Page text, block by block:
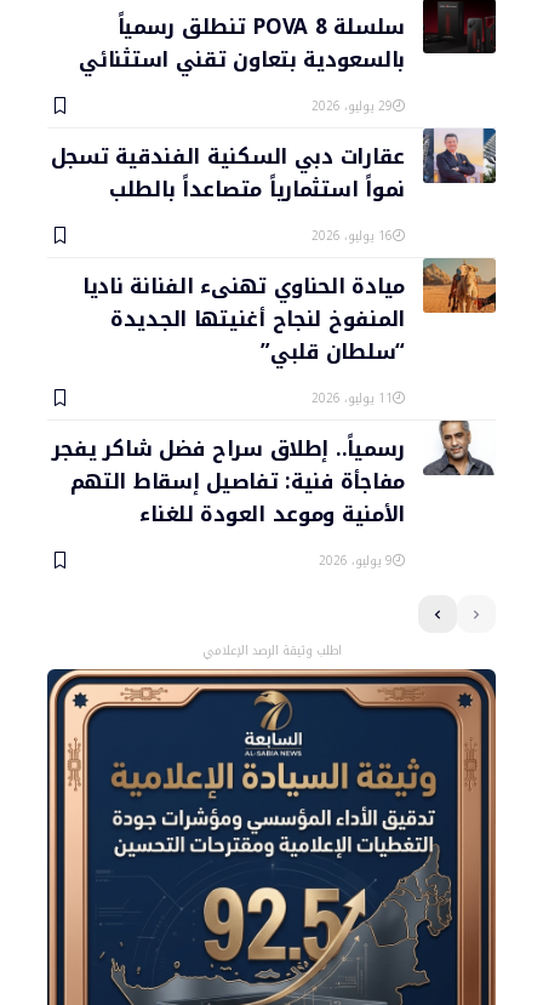
سلسلة POVA 8 تنطلق رسمياً
بالسعودية بتعاون تقني استثنائي
29 يوليو، 2026
عقارات دبي السكنية الفندقية تسجل
نمواً استثمارياً متصاعداً بالطلب
16 يوليو، 2026
ميادة الحناوي تهنىء الفنانة ناديا
المنفوخ لنجاح أغنيتها الجديدة
“سلطان قلبي”
11 يوليو، 2026
رسمياً.. إطلاق سراح فضل شاكر يفجر
مفاجأة فنية: تفاصيل إسقاط التهم
الأمنية وموعد العودة للغناء
9 يوليو، 2026
اطلب وثيقة الرصد الإعلامي